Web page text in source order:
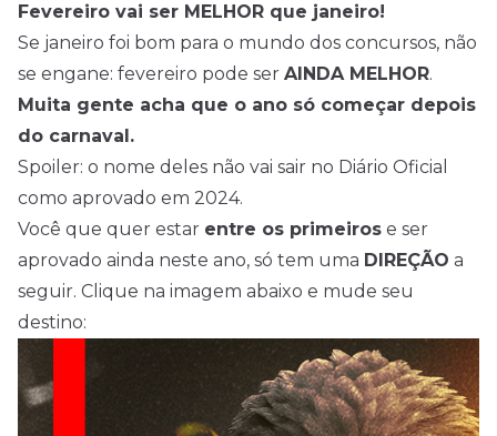
Fevereiro vai ser MELHOR que janeiro!
Se janeiro foi bom para o mundo dos concursos, não
se engane: fevereiro pode ser AINDA MELHOR.
Muita gente acha que o ano só começar depois
do carnaval.
Spoiler: o nome deles não vai sair no Diário Oficial
como aprovado em 2024.
Você que quer estar entre os primeiros e ser
aprovado ainda neste ano, só tem uma DIREÇÃO a
seguir. Clique na imagem abaixo e mude seu
destino: